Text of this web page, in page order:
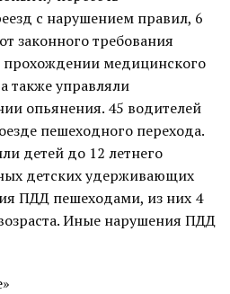
с нарушением правил, 6
законного требования
прохождении медицинского
также управляли
опьянения. 45 водителей
пешеходного перехода.
детей до 12 летнего
детских удерживающих
ПДД пешеходами, из них 4
Иные нарушения ПДД